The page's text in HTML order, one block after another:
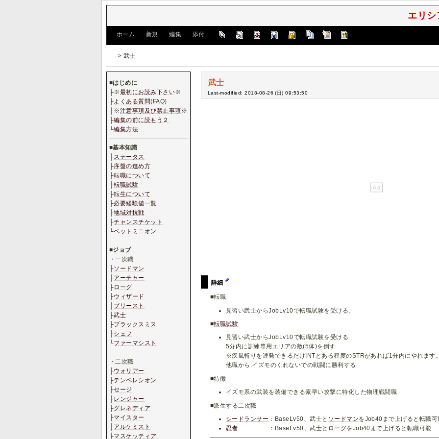
エリ
ホーム 新規 編集 添付
> 武士
武士
Last-modified: 2018-08-26 (日) 09:53:50
詳細
■転職
見習い武士からJobLv10で転職試験を受ける。
■転職試験
見習い武士からJobLv10で転職試験を受ける
5分内に訓練専用エリアの敵(5体)を倒す
※疾風斬りを連発できるだけINTとある程度のSTRがあれば1分内にやれます
他職から:イズモのくれないでの戦闘に勝利する
■特徴
イズモ系の武装を装備できる素早い攻撃に特化した物理戦闘職
■派生する二次職
シードランサー ：BaseLv50、武士と ソードマンをJob40まで上げると転職可
忍者 ：BaseLv50、武士と ローグをJob40まで上げると転職可能
■はじめに
├※最初にお読み下さい※
├よくある質問(FAQ)
├※注意事項及び禁止事項※
├編集の前に読もう２
└編集方法
■基本知識
├ステータス
├序盤の進め方
├転職について
├転職試験
├転生について
├必要経験値一覧
├地域対抗戦
├チャンスチケット
└ペットミニオン
■ジョブ
・一次職
├ソードマン
├アーチャー
├ローグ
├ウィザード
├プリースト
├武士
├ブラックスミス
├シェフ
└ファーマシスト
・二次職
├ウォリアー
├テンペレシオン
├セージ
├レンジャー
├グレネディア
├マイスター
├アルケミスト
├マスケッティア